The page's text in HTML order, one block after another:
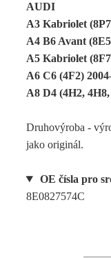
AUDI
A3 Kabriolet
A4 B6 Avant
A5 Kabriolet
A6 C6 (4F2)
A8 D4 (4H2,
Druhovýroba -
jako originál.
OE čísla pro
8E0827574C